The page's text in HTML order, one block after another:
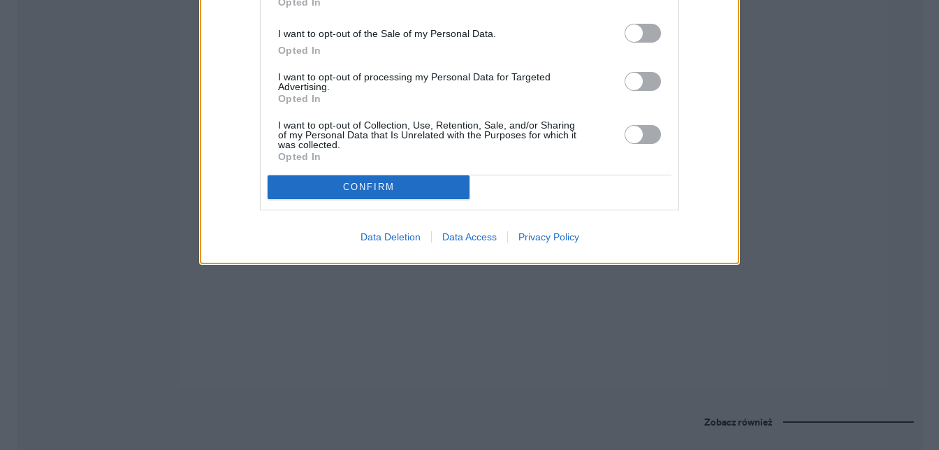
I want to opt-out of the Sale of my Personal Data.
Opted In
I want to opt-out of processing my Personal Data for Targeted
Advertising.
Opted In
I want to opt-out of Collection, Use, Retention, Sale, and/or Sharing
of my Personal Data that Is Unrelated with the Purposes for which it
was collected.
Opted In
CONFIRM
Data Deletion Data Access Privacy Policy
Zobacz również